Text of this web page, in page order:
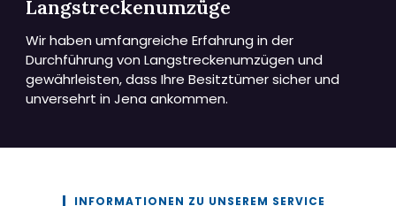
Langstreckenumzüge
Wir haben umfangreiche Erfahrung in der
Durchführung von Langstreckenumzügen und
gewährleisten, dass Ihre Besitztümer sicher und
unversehrt in Jena ankommen.
INFORMATIONEN ZU UNSEREM SERVICE